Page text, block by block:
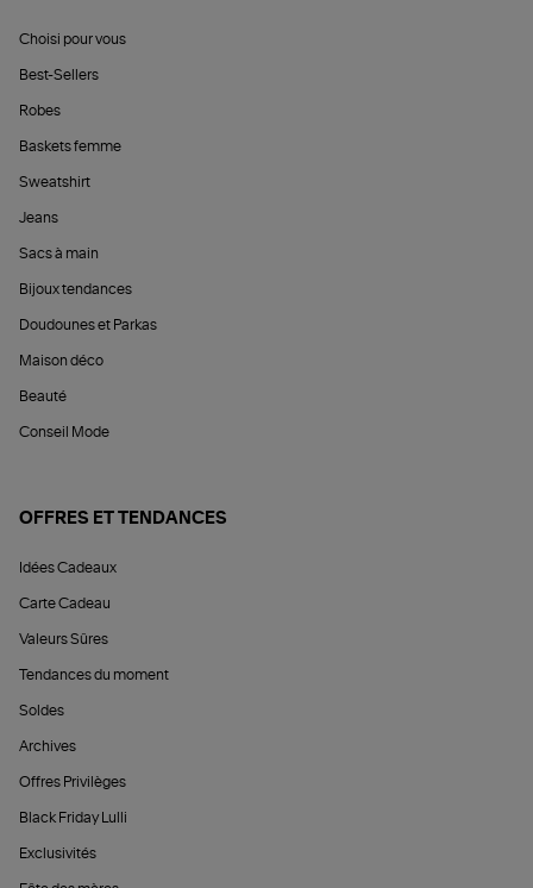
Choisi pour vous
Best-Sellers
Robes
Baskets femme
Sweatshirt
Jeans
Sacs à main
Bijoux tendances
Doudounes et Parkas
Maison déco
Beauté
Conseil Mode
OFFRES ET TENDANCES
Idées Cadeaux
Carte Cadeau
Valeurs Sûres
Tendances du moment
Soldes
Archives
Offres Privilèges
Black Friday Lulli
Exclusivités